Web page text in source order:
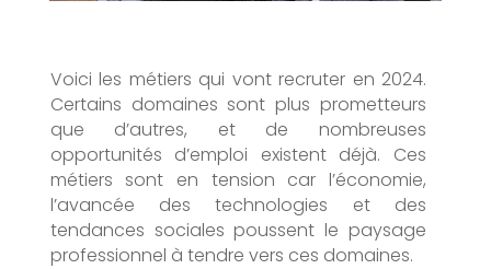
Voici les métiers qui vont recruter en 2024.
Certains domaines sont plus prometteurs
que d’autres, et de nombreuses
opportunités d’emploi existent déjà. Ces
métiers sont en tension car l’économie,
l’avancée des technologies et des
tendances sociales poussent le paysage
professionnel à tendre vers ces domaines.